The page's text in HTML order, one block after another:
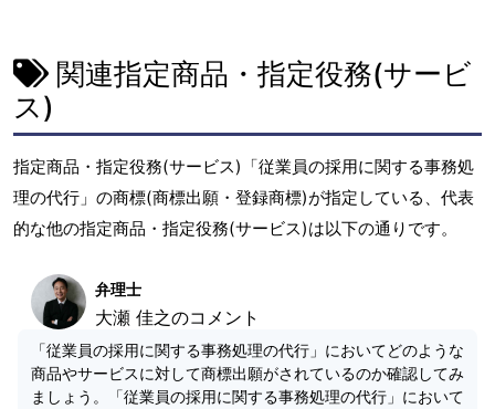
関連指定商品・指定役務(サービ
ス)
指定商品・指定役務(サービス)「従業員の採用に関する事務処
理の代行」の商標(商標出願・登録商標)が指定している、代表
的な他の指定商品・指定役務(サービス)は以下の通りです。
弁理士
大瀬 佳之のコメント
「従業員の採用に関する事務処理の代行」においてどのような
商品やサービスに対して商標出願がされているのか確認してみ
ましょう。「従業員の採用に関する事務処理の代行」において